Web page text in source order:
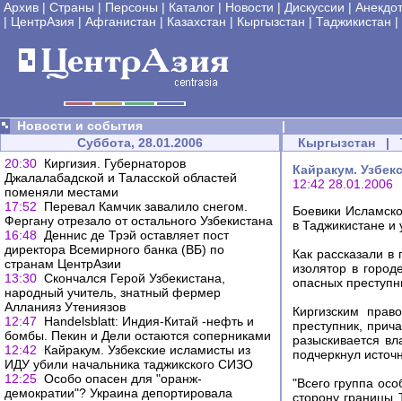
Архив | Страны | Персоны | Каталог | Новости | Дискуссии |
| ЦентрАзия | Афганистан | Казахстан | Кыргызстан | Таджикистан |
Новости и события
|
Суббота, 28.01.2006
20:30 Киргизия. Губернаторов
Джалалабадской и Таласской областей
поменяли местами
17:52
Перевал Камчик завалило снегом.
Фергану отрезало от остального Узбекистана
16:48 Деннис де Трэй оставляет пост
директора Всемирного банка (ВБ) по
странам ЦентрАзии
13:30 Скончался Герой Узбекистана,
народный учитель, знатный фермер
Алланияз Утениязов
12:47
Handelsblatt: Индия-Китай -нефть и
бомбы. Пекин и Дели остаются соперниками
12:42
Кайракум. Узбекские исламисты из
ИДУ убили начальника таджикского СИЗО
12:25 Особо опасен для "оранж-
демократии"? Украина депортировала
Кыргызстан |
Кайракум.
12:42 28.01.2006
Боевики
в Таджикистане и
Как рассказали
изолятор в
опасных
Киргизским
преступник,
разыскивается
подчеркнул
"Всего группа
сторону границы